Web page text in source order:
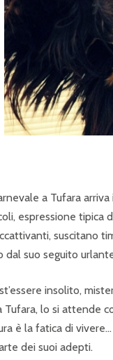
a Tufara
espressione tipica
suscitano
dal suo seguito
insolito,
Tufara, lo si attende
è la fatica di
dei suoi adepti.